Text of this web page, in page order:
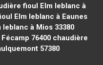
fioul Elm leblanc à
Elm leblanc à Eaunes
à Mios 33380
76400chaudière
57380